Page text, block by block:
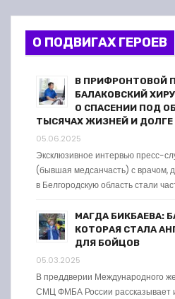
О ПОДВИГАХ ГЕРОЕВ
В ПРИФРОНТОВОЙ
БАЛАКОВСКИЙ
О СПАСЕНИИ ПОД
ТЫСЯЧАХ ЖИЗНЕЙ И ДОЛГЕ
05.06.2025
Эксклюзивное интервью пресс-
(бывшая медсанчасть) с врачом,
в Белгородскую область стали
МАГДА БИКБАЕВА:
КОТОРАЯ СТАЛА
ДЛЯ БОЙЦОВ
05.03.2025
В преддверии Международного
СМЦ ФМБА России рассказывает